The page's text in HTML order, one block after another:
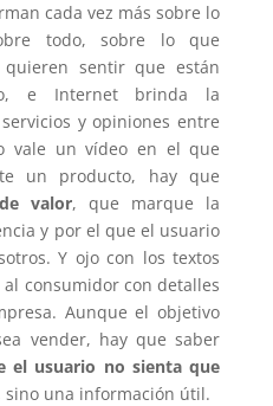
cada vez más sobre lo
todo, sobre lo que
sentir que están
e Internet brinda la
y opiniones entre
vale un vídeo en el que
un producto, hay que
valor, que marque la
y por el que el usuario
Y ojo con los textos
consumidor con detalles
Aunque el objetivo
vender, hay que saber
el usuario no sienta que
sino una información útil.